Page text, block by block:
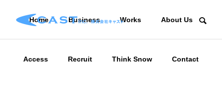
Home Business Works About Us
Access Recruit Think Snow Contact